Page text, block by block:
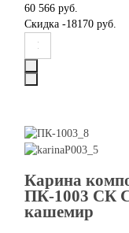
60 566 руб.
Скидка -18170 руб.
Карина
ПК-1003 СК
кашемир